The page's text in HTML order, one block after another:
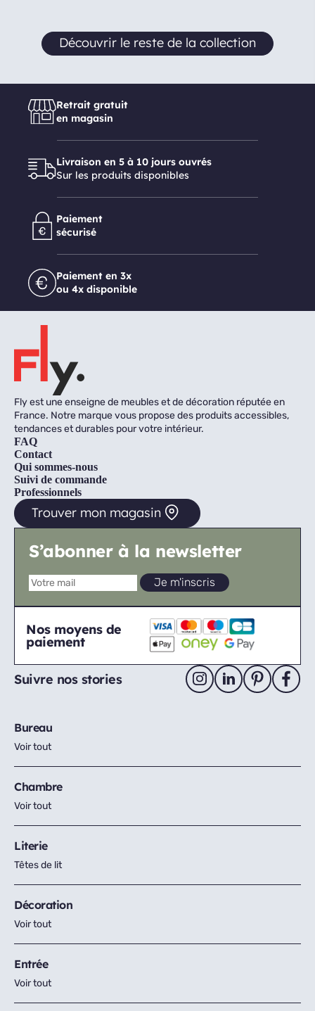
Découvrir le reste de la collection
Retrait gratuit
en magasin
Livraison en 5 à 10 jours ouvrés
Sur les produits disponibles
Paiement
sécurisé
Paiement en 3x
ou 4x disponible
Fly est une enseigne de meubles et de décoration réputée en
France. Notre marque vous propose des produits accessibles,
tendances et durables pour votre intérieur.
FAQ
Contact
Qui sommes-nous
Suivi de commande
Professionnels
Trouver mon magasin
S’abonner à la newsletter
Nos moyens de
paiement
Suivre nos stories
Bureau
Voir tout
Chambre
Voir tout
Literie
Têtes de lit
Décoration
Voir tout
Entrée
Voir tout